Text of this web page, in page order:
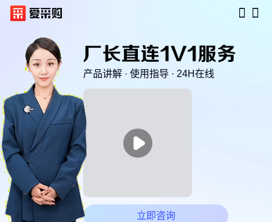
产品讲解 · 使用指导 · 24H在线

立即咨询